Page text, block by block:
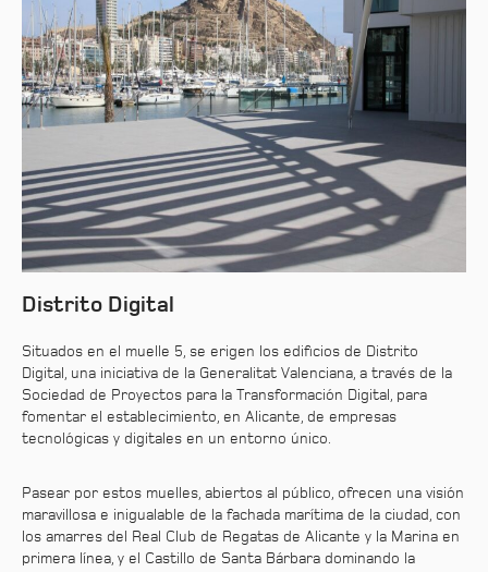
Distrito Digital
Situados en el muelle 5, se erigen los edificios de Distrito
Digital, una iniciativa de la Generalitat Valenciana, a través de la
Sociedad de Proyectos para la Transformación Digital, para
fomentar el establecimiento, en Alicante, de empresas
tecnológicas y digitales en un entorno único.
Pasear por estos muelles, abiertos al público, ofrecen una visión
maravillosa e inigualable de la fachada marítima de la ciudad, con
los amarres del Real Club de Regatas de Alicante y la Marina en
primera línea, y el Castillo de Santa Bárbara dominando la